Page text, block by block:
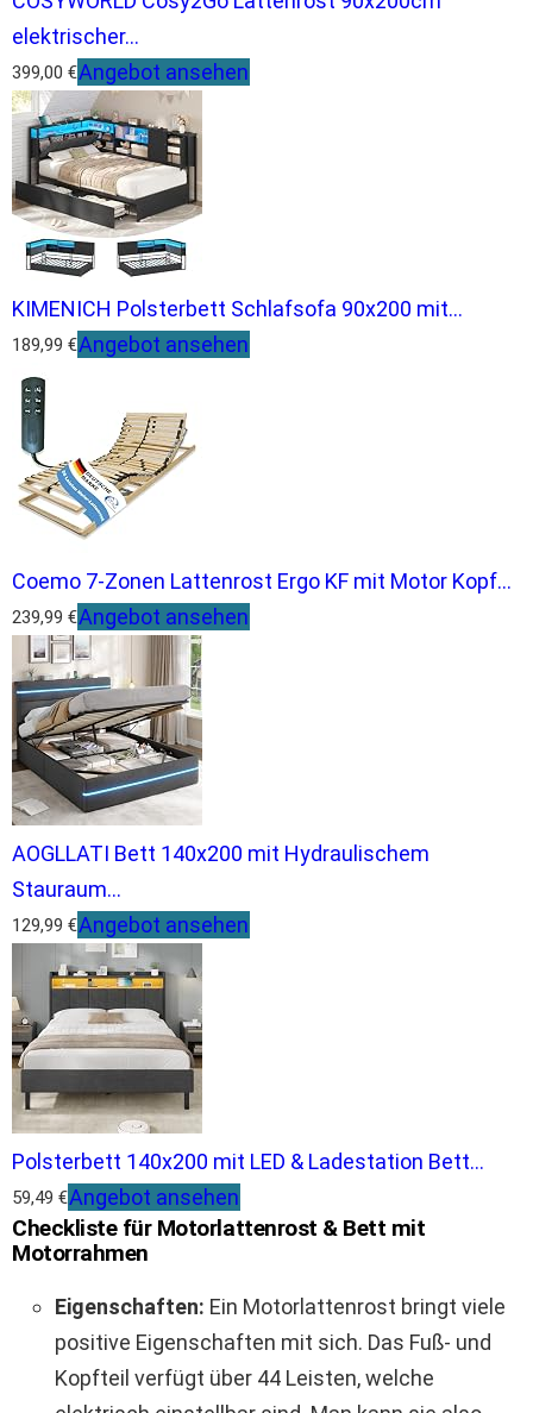
elektrischer...
399,00 €Angebot ansehen
KIMENICH Polsterbett Schlafsofa 90x200 mit...
189,99 €Angebot ansehen
Coemo 7-Zonen Lattenrost Ergo KF mit Motor Kopf...
239,99 €Angebot ansehen
AOGLLATI Bett 140x200 mit Hydraulischem
Stauraum...
129,99 €Angebot ansehen
Polsterbett 140x200 mit LED & Ladestation Bett...
59,49 €Angebot ansehen
Checkliste für Motorlattenrost & Bett mit
Motorrahmen
Eigenschaften: Ein Motorlattenrost bringt viele
positive Eigenschaften mit sich. Das Fuß- und
Kopfteil verfügt über 44 Leisten, welche